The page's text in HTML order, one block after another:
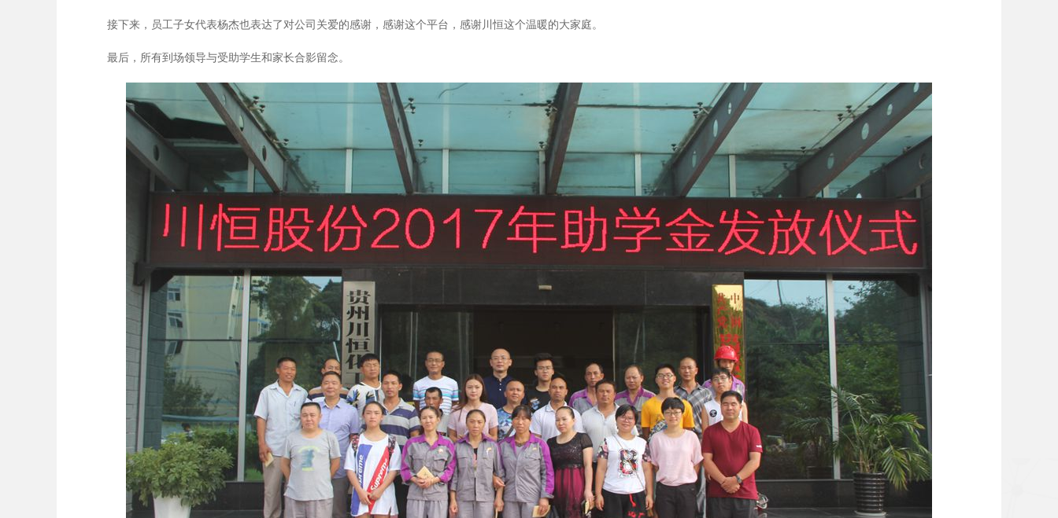
接下来，员工子女代表杨杰也表达了对公司关爱的感谢，感谢这个平台，感谢川恒这个温暖的大家庭。
最后，所有到场领导与受助学生和家长合影留念。